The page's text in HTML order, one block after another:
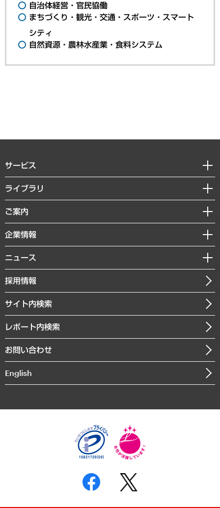
自治体経営・官民協働
まちづくり・観光・交通・スポーツ・スマート
シティ
自然資源・農林水産業・食料システム
サービス
経営戦略
組織・人事戦略
デジタルイノベーション
共生・ダイバーシティ
GRC（ガバナンス・リスク・コンプライアンス）・防災（政策）
経済・産業・雇用・労働
まちづくり・観光・交通・スポーツ・スマートシティ
自然資源・農林水産業・食料システム
ライブラリ
経済調査
レポート
コラム
経営用語集
受託・受注実績（官公庁関連）
メディア掲載・出演
ご案内
セミナー・イベント情報
MUFGビジネスセミナー
受託案件情報
企業情報
私たちの想い
社長メッセージ
会社概要
沿革
組織図・本部部室紹介
インドネシア現地法人
個人情報保護方針
反社会的勢力に対する基本方針
ニュース
ニュースリリース
お知らせ
採用情報
サイト内検索
レポート内検索
お問い合わせ
English